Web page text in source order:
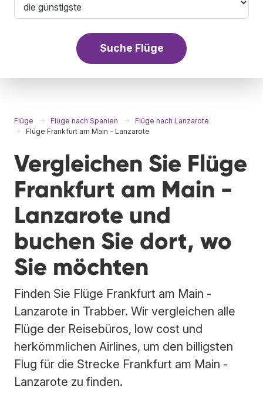
Suche Flüge
Flüge Flüge nach Spanien
Flüge nach Lanzarote
Flüge Frankfurt am Main - Lanzarote
Vergleichen Sie Flüge
Frankfurt am Main -
Lanzarote und
buchen Sie dort, wo
Sie möchten
Finden Sie Flüge Frankfurt am Main -
Lanzarote in Trabber. Wir vergleichen alle
Flüge der Reisebüros, low cost und
herkömmlichen Airlines, um den billigsten
Flug für die Strecke Frankfurt am Main -
Lanzarote zu finden.